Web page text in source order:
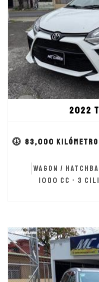
2022
83,000
Wagon /
1000 cc - 3
Manual
83000.00
1000 cc - 3 cilindros.
Wagon / Hatchback